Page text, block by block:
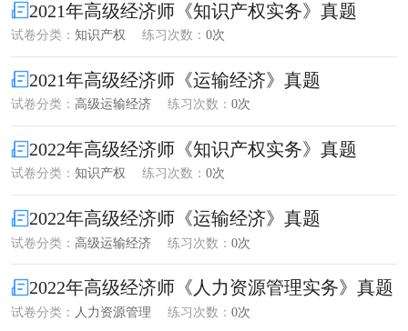
2021年高级经济师《知识产权实务》真题
试卷分类： 知识产权 练习次数： 0次
2021年高级经济师《运输经济》真题
试卷分类： 高级运输经济 练习次数： 0次
2022年高级经济师《知识产权实务》真题
试卷分类： 知识产权 练习次数： 0次
2022年高级经济师《运输经济》真题
试卷分类： 高级运输经济 练习次数： 0次
2022年高级经济师《人力资源管理实务》真题
试卷分类： 人力资源管理 练习次数： 0次